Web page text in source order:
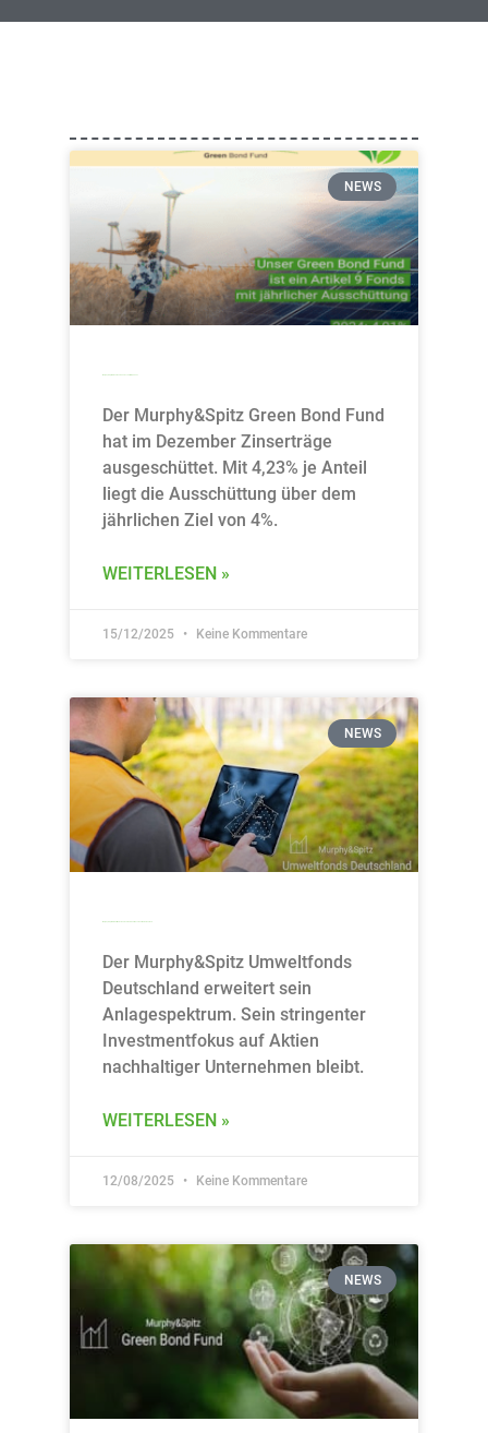
NEWS
Der Murphy&Spitz Green Bond Fund
hat im Dezember Zinserträge
ausgeschüttet. Mit 4,23% je Anteil
liegt die Ausschüttung über dem
jährlichen Ziel von 4%.
WEITERLESEN »
15/12/2025 Keine Kommentare
NEWS
Der Murphy&Spitz Umweltfonds
Deutschland erweitert sein
Anlagespektrum. Sein stringenter
Investmentfokus auf Aktien
nachhaltiger Unternehmen bleibt.
WEITERLESEN »
12/08/2025 Keine Kommentare
NEWS